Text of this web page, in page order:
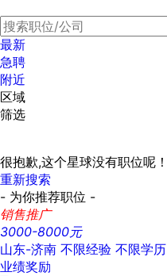
最新
急聘
附近
区域
筛选
很抱歉,这个星球没有职位呢！
重新搜索
- 为你推荐职位 -
销售推广
3000-8000元
山东-济南 不限经验 不限学历
业绩奖励